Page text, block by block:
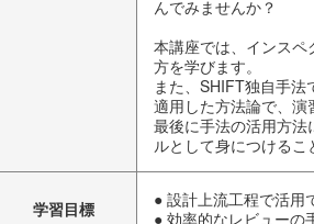
んでみませんか？
本講座では、インス
方を学びます。
また、SHIFT独自手
適用した方法論で、演
最後に手法の活用方
ルとして身につけるこ
学習目標
● 設計上流工程で活用
● 効率的なレビューの